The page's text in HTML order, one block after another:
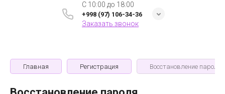
C 10:00 до 18:00
+998 (97) 106-34-36
Заказать звонок
Главная Регистрация Восстановление пароля